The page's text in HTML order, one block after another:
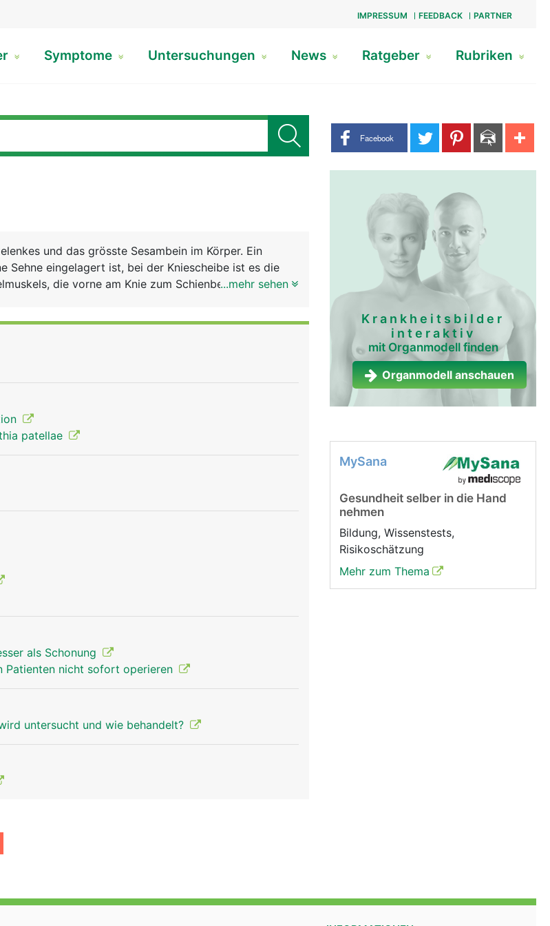
IMPRESSUM FEEDBACK PARTNER
Symptome Untersuchungen News Ratgeber Rubriken
Share buttons
Facebook
und das grösste Sesambein im Körper. Ein
Sehne eingelagert ist, bei der Kniescheibe ist es die
die vorne am Knie zum Schienbein zieht. Die
das Bein auch bei gebeugtem Knie wieder
...mehr sehen
patellae
als Schonung
Patienten nicht sofort operieren
untersucht und wie behandelt?
Krankheitsbilder
interaktiv
mit Organmodell finden
Organmodell anschauen
MySana
Gesundheit selber in die Hand
nehmen
Bildung, Wissenstests,
Risikoschätzung
Mehr zum Thema